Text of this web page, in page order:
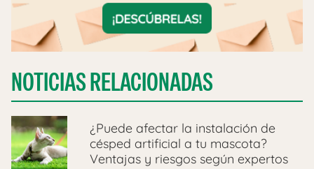
NOTICIAS RELACIONADAS
¿Puede afectar la instalación de
césped artificial a tu mascota?
Ventajas y riesgos según expertos